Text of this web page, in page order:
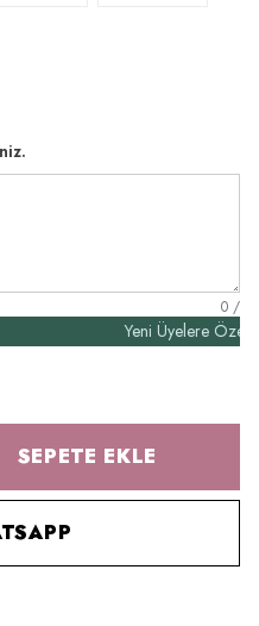
0 /
Yeni Üyelere Özel 50₺
SEPETE EKLE